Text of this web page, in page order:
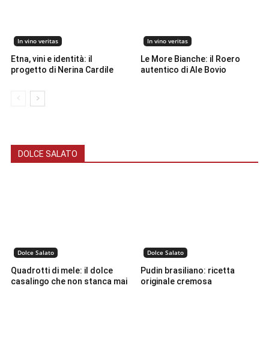
In vino veritas
Etna, vini e identità: il
progetto di Nerina Cardile
In vino veritas
Le More Bianche: il Roero
autentico di Ale Bovio
DOLCE SALATO
Dolce Salato
Quadrotti di mele: il dolce
casalingo che non stanca mai
Dolce Salato
Pudin brasiliano: ricetta
originale cremosa